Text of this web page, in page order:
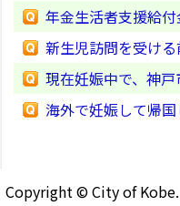
年金生活者支援給
新生児訪問を受け
現在妊娠中で、神
海外で妊娠して帰
Copyright © City of